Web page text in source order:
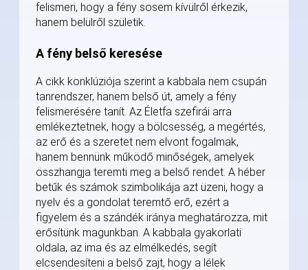
felismeri, hogy a fény sosem kívülről érkezik,
hanem belülről születik.
A fény belső keresése
A cikk konklúziója szerint a kabbala nem csupán
tanrendszer, hanem belső út, amely a fény
felismerésére tanít. Az Életfa szefirái arra
emlékeztetnek, hogy a bölcsesség, a megértés,
az erő és a szeretet nem elvont fogalmak,
hanem bennünk működő minőségek, amelyek
összhangja teremti meg a belső rendet. A héber
betűk és számok szimbolikája azt üzeni, hogy a
nyelv és a gondolat teremtő erő, ezért a
figyelem és a szándék iránya meghatározza, mit
erősítünk magunkban. A kabbala gyakorlati
oldala, az ima és az elmélkedés, segít
elcsendesíteni a belső zajt, hogy a lélek